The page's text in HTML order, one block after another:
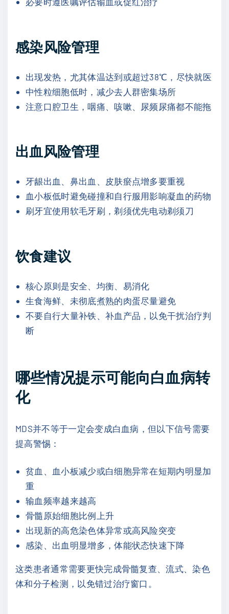
感染风险管理
出现发热，尤其体温达到或超过38℃，尽快就医
中性粒细胞低时，减少去人群密集场所
注意口腔卫生，咽痛、咳嗽、尿频尿痛都不能拖
出血风险管理
牙龈出血、鼻出血、皮肤瘀点增多要重视
血小板低时避免碰撞和自行服用影响凝血的药物
刷牙宜使用软毛牙刷，剃须优先电动剃须刀
饮食建议
核心原则是安全、均衡、易消化
生食海鲜、未彻底煮熟的肉蛋尽量避免
不要自行大量补铁、补血产品，以免干扰治疗判
断
哪些情况提示可能向白血病转
化
MDS并不等于一定会变成白血病，但以下信号需要
提高警惕：
贫血、血小板减少或白细胞异常在短期内明显加
重
输血频率越来越高
骨髓原始细胞比例上升
出现新的高危染色体异常或高风险突变
感染、出血明显增多，体能状态快速下降
这类患者通常需要更快完成骨髓复查、流式、染色
体和分子检测，以免错过治疗窗口。